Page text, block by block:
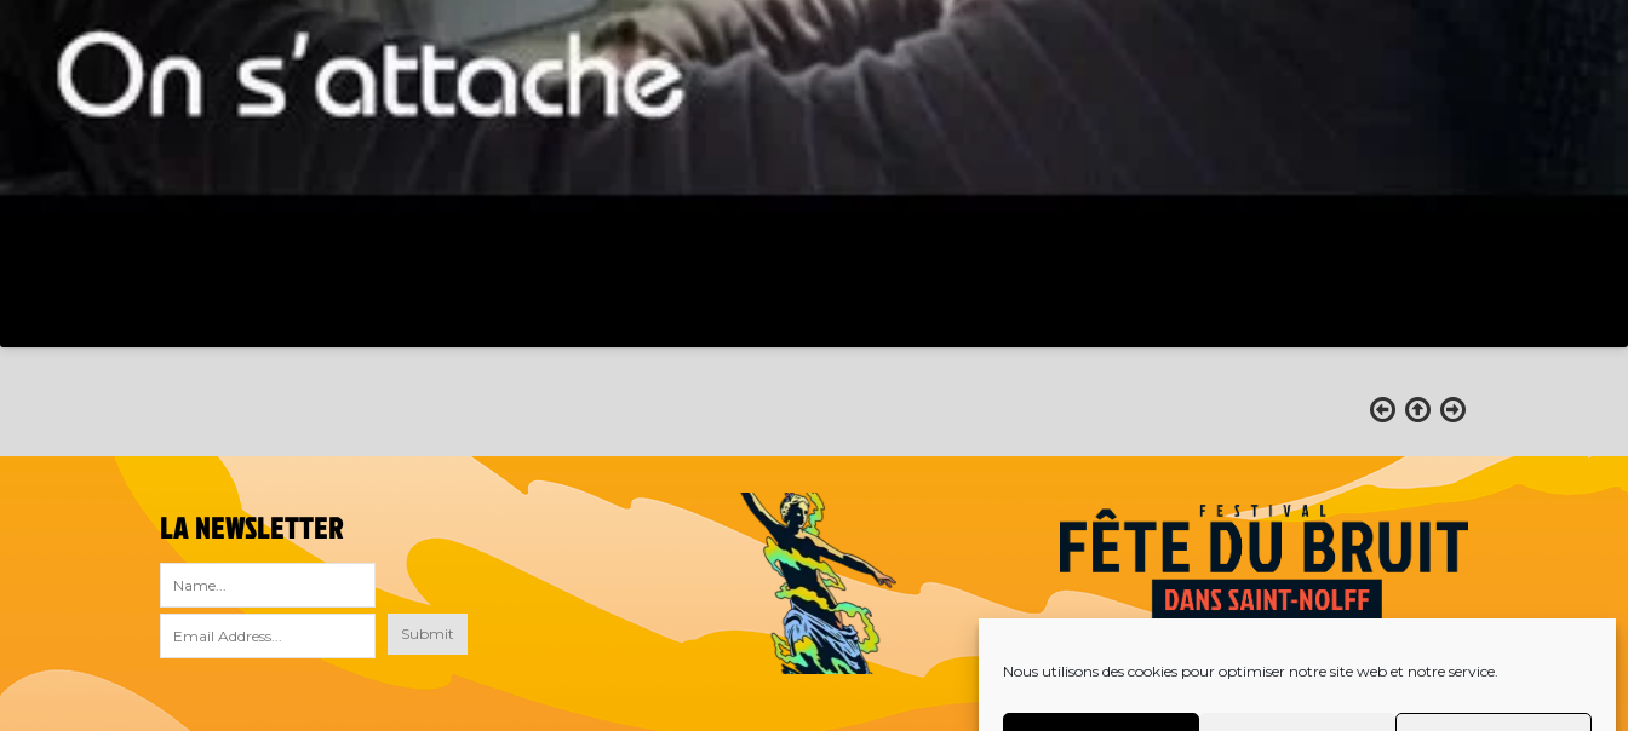
Nous utilisons des cookies pour optimiser notre site web et notre service.
LA NEWSLETTER